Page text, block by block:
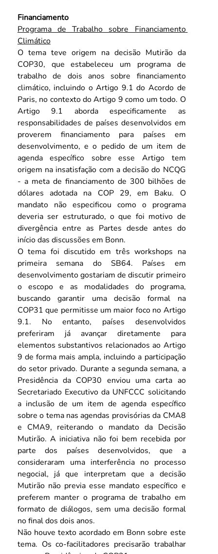
Financiamento
Programa de Trabalho sobre Financiamento
Climático
O tema teve origem na decisão Mutirão da
COP30, que estabeleceu um programa de
trabalho de dois anos sobre financiamento
climático, incluindo o Artigo 9.1 do Acordo de
Paris, no contexto do Artigo 9 como um todo. O
Artigo 9.1 aborda especificamente as
responsabilidades de países desenvolvidos em
proverem financiamento para países em
desenvolvimento, e o pedido de um item de
agenda específico sobre esse Artigo tem
origem na insatisfação com a decisão do NCQG
- a meta de financiamento de 300 bilhões de
dólares adotada na COP 29, em Baku. O
mandato não especificou como o programa
deveria ser estruturado, o que foi motivo de
divergência entre as Partes desde antes do
início das discussões em Bonn.
O tema foi discutido em três workshops na
primeira semana do SB64. Países em
desenvolvimento gostariam de discutir primeiro
o escopo e as modalidades do programa,
buscando garantir uma decisão formal na
COP31 que permitisse um maior foco no Artigo
9.1. No entanto, países desenvolvidos
preferiram já avançar diretamente para
elementos substantivos relacionados ao Artigo
9 de forma mais ampla, incluindo a participação
do setor privado. Durante a segunda semana, a
Presidência da COP30 enviou uma carta ao
Secretariado Executivo da UNFCCC solicitando
a inclusão de um item de agenda específico
sobre o tema nas agendas provisórias da CMA8
e CMA9, reiterando o mandato da Decisão
Mutirão. A iniciativa não foi bem recebida por
parte dos países desenvolvidos, que a
consideraram uma interferência no processo
negocial, já que interpretam que a decisão
Mutirão não previa esse mandato específico e
preferem manter o programa de trabalho em
formato de diálogos, sem uma decisão formal
no final dos dois anos.
Não houve texto acordado em Bonn sobre este
tema. Os co-facilitadores precisarão trabalhar